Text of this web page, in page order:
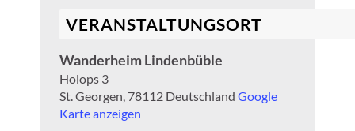
VERANSTALTUNGSORT
Wanderheim Lindenbüble
Holops 3
St. Georgen 78112 Deutschland Google
Karte anzeigen